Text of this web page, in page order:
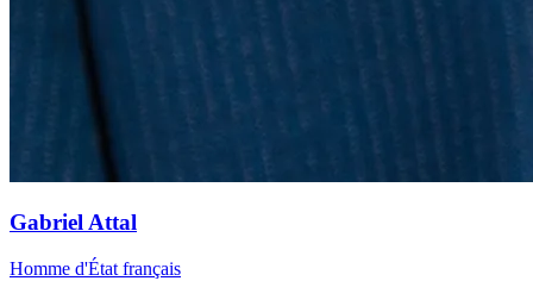
Gabriel Attal
Homme d'État français